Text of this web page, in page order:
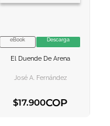
VER INFORMACION
eBook Descarga
El Duende De Arena
José A. Fernández
$17.900COP